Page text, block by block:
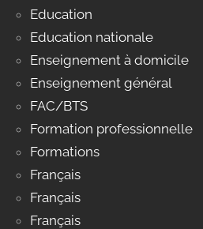
Education
Education nationale
Enseignement à domicile
Enseignement général
FAC/BTS
Formation professionnelle
Formations
Français
Français
Français